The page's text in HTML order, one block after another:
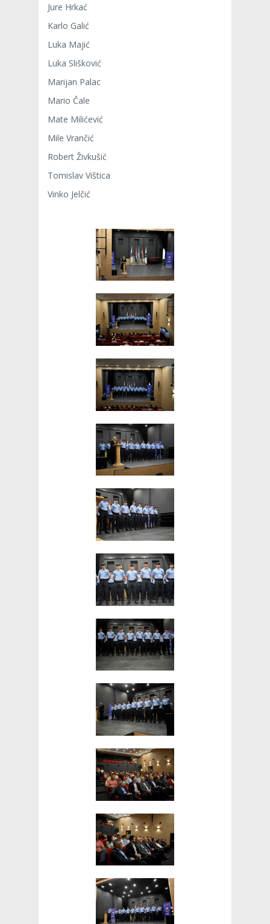
Jure Hrkać
Karlo Galić
Luka Majić
Luka Slišković
Marijan Palac
Mario Čale
Mate Milićević
Mile Vrančić
Robert Živkušić
Tomislav Vištica
Vinko Jelčić